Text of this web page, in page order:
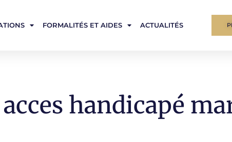
FORMALITÉS ET AIDES ACTUALITÉS
handicapé